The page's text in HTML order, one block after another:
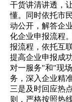
干货讲清讲透，
懂。同时依托市
动公开，解答企
化企业申报流程
报流程，依托互
提高企业申报成
对一服务"和"现
务，深入企业精
三是及时回应热
则，严格按照热